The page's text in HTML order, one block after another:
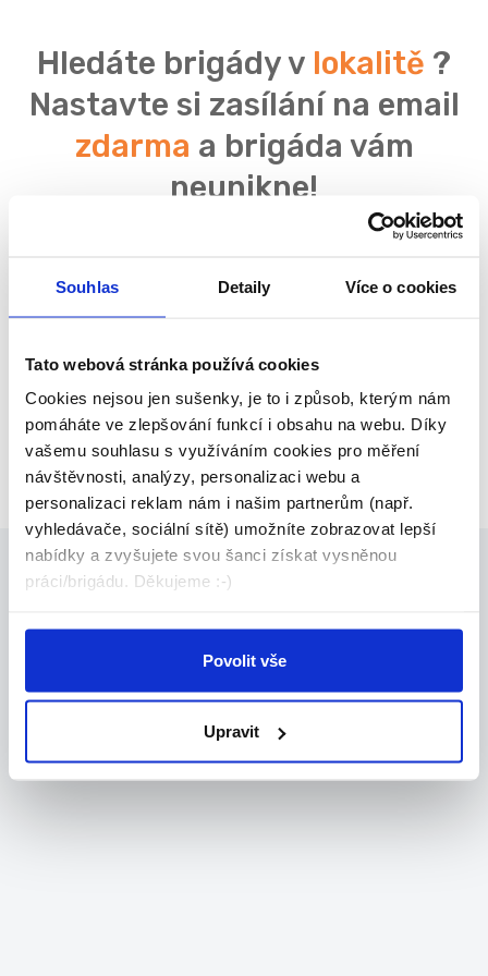
Souhlas Detaily Více o cookies
Tato webová stránka používá cookies
Cookies nejsou jen sušenky, je to i způsob, kterým nám
pomáháte ve zlepšování funkcí i obsahu na webu. Díky
vašemu souhlasu s využíváním cookies pro měření
návštěvnosti, analýzy, personalizaci webu a
personalizaci reklam nám i našim partnerům (např.
vyhledávače, sociální sítě) umožníte zobrazovat lepší
nabídky a zvyšujete svou šanci získat vysněnou
práci/brigádu. Děkujeme :-)
Povolit vše
Upravit
Hledáte brigády v lokalitě ?
Nastavte si zasílání na email
zdarma a brigáda vám
neunikne!